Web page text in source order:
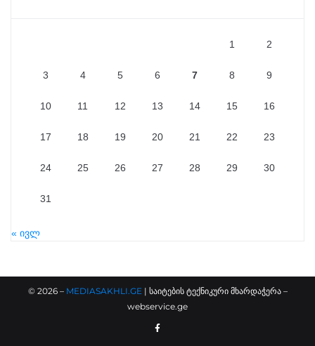
1 2
3 4 5 6 7 8 9
10 11 12 13 14 15 16
17 18 19 20 21 22 23
24 25 26 27 28 29 30
31
« ივლ
© 2026– MEDIASAKHLI.GE| საიტების ტექნიკური მხარდაჭერა –
webservice.ge